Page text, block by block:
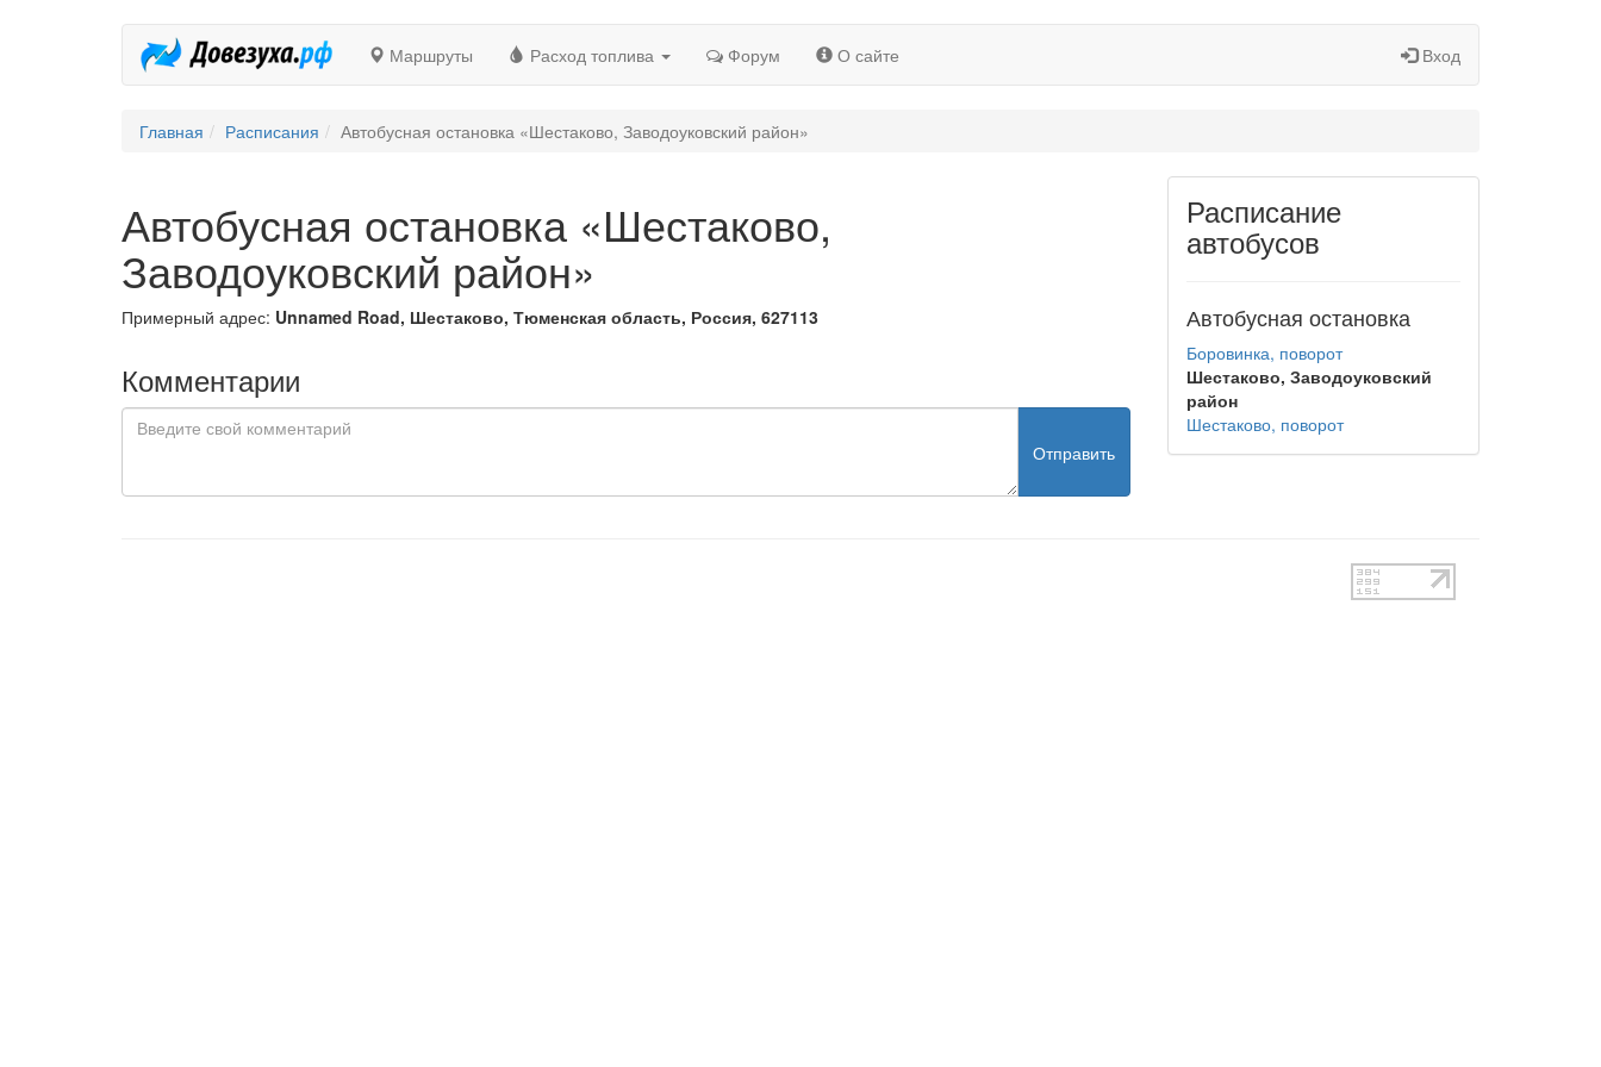
Маршруты Расход топлива Форум О сайте Вход
Главная Расписания Автобусная остановка «Шестаково, Заводоуковский район»
Автобусная остановка «Шестаково,
Заводоуковский район»
Примерный адрес: Unnamed Road, Шестаково, Тюменская область, Россия, 627113
Комментарии
Отправить
Расписание
автобусов
Автобусная остановка
Боровинка, поворот
Шестаково, Заводоуковский
район
Шестаково, поворот